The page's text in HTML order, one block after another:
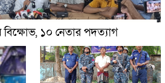
বিক্ষোভ, ১০ নেতার পদত্যাগ